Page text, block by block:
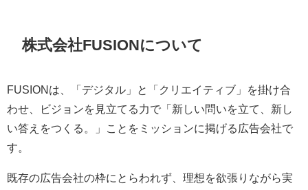
株式会社FUSIONについて
FUSIONは、「デジタル」と「クリエイティブ」を掛け合
わせ、ビジョンを見立てる力で「新しい問いを立て、新し
い答えをつくる。」ことをミッションに掲げる広告会社で
す。
既存の広告会社の枠にとらわれず、理想を欲張りながら実